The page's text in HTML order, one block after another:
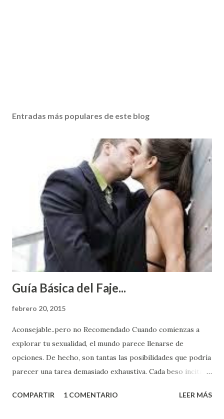
Entradas más populares de este blog
Guía Básica del Faje...
febrero 20, 2015
Aconsejable..pero no Recomendado Cuando comienzas a
explorar tu sexualidad, el mundo parece llenarse de
opciones. De hecho, son tantas las posibilidades que podría
parecer una tarea demasiado exhaustiva. Cada beso incita
partes de ti que jamás hubieras imaginado. El problema es
COMPARTIR 1 COMENTARIO LEER MÁS